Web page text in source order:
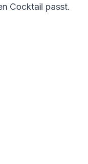
Cocktail passt.